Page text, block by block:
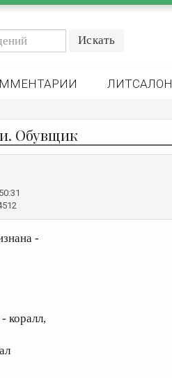
ЛИТСАЛОН
Обувщик
-
коралл,